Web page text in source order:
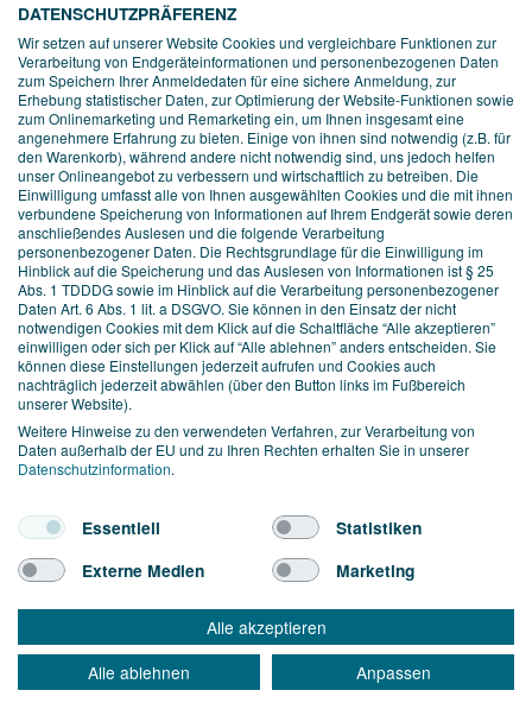
Support
UNSERE LEISTUNGEN ><>
TAUCHEN SIE EIN IN UNSERE
WELT
Hier informieren wir Sie über spannende digitale Trends
und erklären, wie Sie diese für Ihr Unternehmen nutzen
können. Außerdem geben wir Ihnen einen Einblick in
unsere Arbeit als Digital-Agentur. Wir freuen uns über Ihr
Interesse!
DATENSCHUTZPRÄFERENZ
Wir setzen auf unserer Website Cookies und vergleichbare Funktionen zur
Verarbeitung von Endgeräteinformationen und personenbezogenen Daten
zum Speichern Ihrer Anmeldedaten für eine sichere Anmeldung, zur
Erhebung statistischer Daten, zur Optimierung der Website-Funktionen sowie
zum Onlinemarketing und Remarketing ein, um Ihnen insgesamt eine
angenehmere Erfahrung zu bieten. Einige von ihnen sind notwendig (z.B. für
den Warenkorb), während andere nicht notwendig sind, uns jedoch helfen
unser Onlineangebot zu verbessern und wirtschaftlich zu betreiben. Die
Einwilligung umfasst alle von Ihnen ausgewählten Cookies und die mit ihnen
verbundene Speicherung von Informationen auf Ihrem Endgerät sowie deren
anschließendes Auslesen und die folgende Verarbeitung
personenbezogener Daten. Die Rechtsgrundlage für die Einwilligung im
Hinblick auf die Speicherung und das Auslesen von Informationen ist § 25
Abs. 1 TDDDG sowie im Hinblick auf die Verarbeitung personenbezogener
Daten Art. 6 Abs. 1 lit. a DSGVO. Sie können in den Einsatz der nicht
notwendigen Cookies mit dem Klick auf die Schaltfläche “Alle akzeptieren”
einwilligen oder sich per Klick auf “Alle ablehnen” anders entscheiden. Sie
können diese Einstellungen jederzeit aufrufen und Cookies auch
nachträglich jederzeit abwählen (über den Button links im Fußbereich
unserer Website).
Weitere Hinweise zu den verwendeten Verfahren, zur Verarbeitung von
Daten außerhalb der EU und zu Ihren Rechten erhalten Sie in unserer
Datenschutzinformation.
Essentiell
Statistiken
Externe Medien
Marketing
Alle akzeptieren
Alle ablehnen
Anpassen